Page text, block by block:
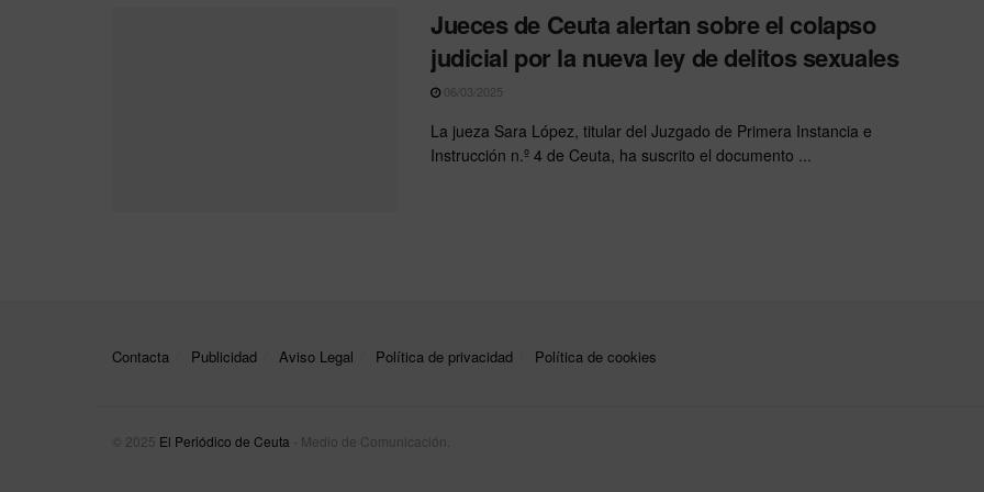
Jueces de Ceuta alertan sobre el colapso
judicial por la nueva ley de delitos sexuales
06/03/2025
La jueza Sara López, titular del Juzgado de Primera Instancia e
Instrucción n.º 4 de Ceuta, ha suscrito el documento ...
Contacta Publicidad Aviso Legal Política de privacidad Política de cookies
© 2025 El Periódico de Ceuta - Medio de Comunicación